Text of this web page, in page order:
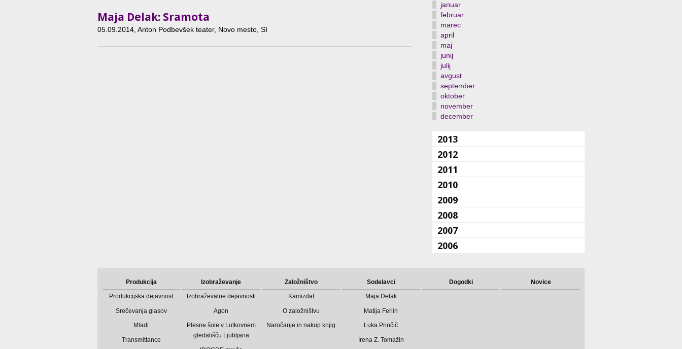
Maja Delak: Sramota
05.09.2014 , Anton Podbevšek teater, Novo mesto, SI
januar
februar
marec
april
maj
junij
julij
avgust
september
oktober
november
december
2013
2012
2011
2010
2009
2008
2007
2006
Produkcija
Produkcijska dejavnost
Srečevanja glasov
Mladi
Transmittance
Izobraževanje
Izobraževalne dejavnosti
Agon
Plesne šole v Lutkovnem
gledališču Ljubljana
Založništvo
Kamizdat
O založništvu
Naročanje in nakup knjig
Sodelavci
Maja Delak
Matija Ferlin
Luka Prinčič
Irena Z. Tomažin
Dogodki Novice